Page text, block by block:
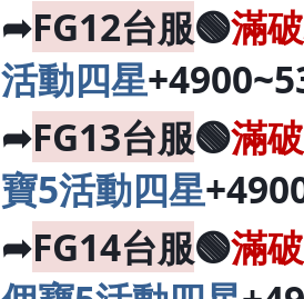
➦FG12台服🟢滿
活動四星
➦FG13台服🟢滿
寶5活動四星
➦FG14台服🟢滿